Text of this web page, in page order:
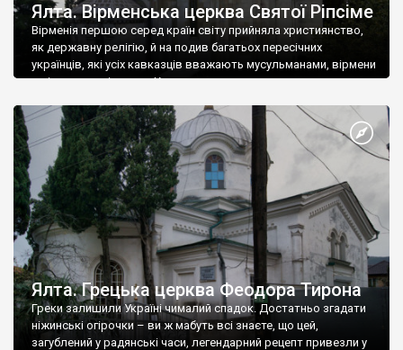
Ялта. Вірменська церква Святої Ріпсіме
Вірменія першою серед країн світу прийняла християнство,
як державну релігію, й на подив багатьох пересічних
українців, які усіх кавказців вважають мусульманами, вірмени
є відданими вірянами Христа
Ялта. Грецька церква Феодора Тирона
Греки залишили Україні чималий спадок. Достатньо згадати
ніжинські огірочки – ви ж мабуть всі знаєте, що цей,
загублений у радянські часи, легендарний рецепт привезли у